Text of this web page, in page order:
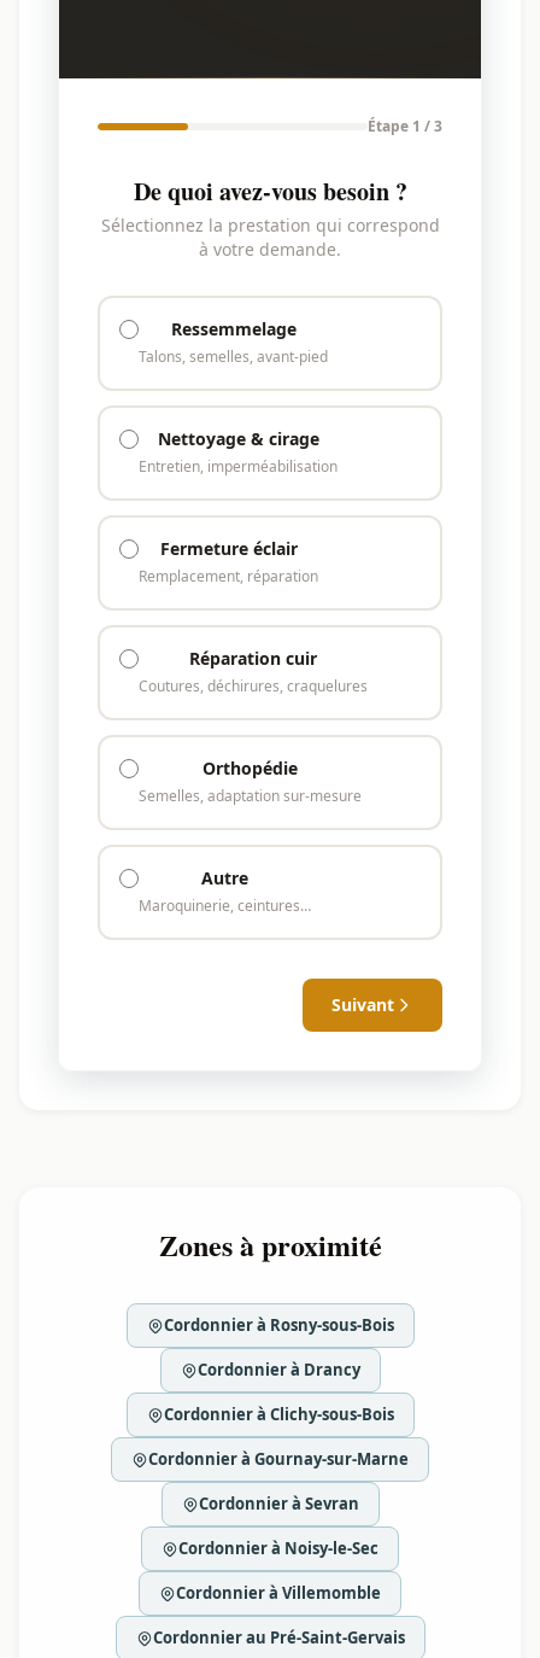
Étape 1 / 3
De quoi avez-vous besoin ?
Sélectionnez la prestation qui correspond
à votre demande.
Ressemmelage
Talons, semelles, avant-pied
Nettoyage & cirage
Entretien, imperméabilisation
Fermeture éclair
Remplacement, réparation
Réparation cuir
Coutures, déchirures, craquelures
Orthopédie
Semelles, adaptation sur-mesure
Autre
Maroquinerie, ceintures…
Suivant
Zones à proximité
Cordonnier à Rosny-sous-Bois
Cordonnier à Drancy
Cordonnier à Clichy-sous-Bois
Cordonnier à Gournay-sur-Marne
Cordonnier à Sevran
Cordonnier à Noisy-le-Sec
Cordonnier à Villemomble
Cordonnier au Pré-Saint-Gervais